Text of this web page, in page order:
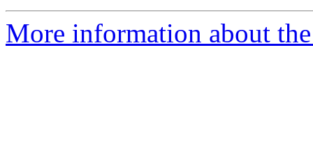
More information about